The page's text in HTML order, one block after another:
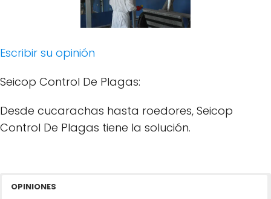
Escribir su opinión
Seicop Control De Plagas:
Desde cucarachas hasta roedores, Seicop
Control De Plagas tiene la solución.
OPINIONES